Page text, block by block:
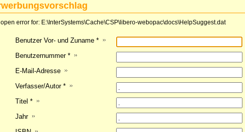
open error for: E:\InterSystems\Cache\CSP\libero-webopac\docs\HelpSuggest.dat
Benutzer Vor- und Zuname *
Benutzernummer *
E-Mail-Adresse
Verfasser/Autor *
Titel *
Jahr